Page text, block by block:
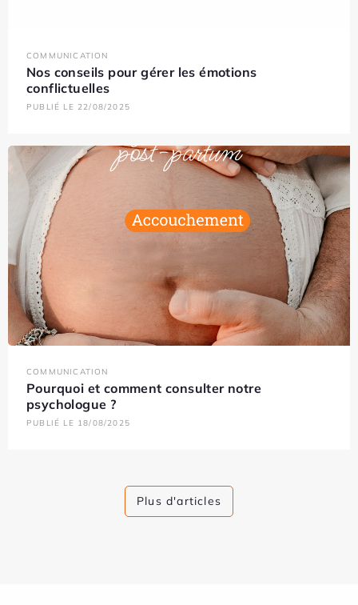
COMMUNICATION
Nos conseils pour gérer les émotions
conflictuelles
PUBLIÉ LE 22/08/2025
COMMUNICATION
Pourquoi et comment consulter notre
psychologue ?
PUBLIÉ LE 18/08/2025
Plus d'articles